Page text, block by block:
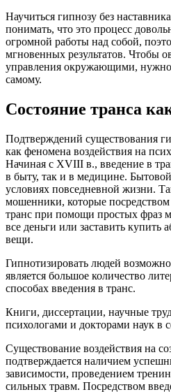
Научиться гипнозу без
понимать, что это процесс
огромной работы над собой,
мгновенных результатов. Чтобы
управления окружающими, нужно
самому.
Состояние транса
Подтверждений существования
как феномена воздействия на
Начиная с XVIII в., введение в
в быту, так и в медицине.
условиях повседневной жизни.
мошенники, которые посредством
транс при помощи простых фраз
все деньги или заставить купить
вещи.
Гипнотизировать людей
является большое количество
способах введения в транс.
Книги, диссертации, научные
психологами и докторами наук в
Существование воздействия на
подтверждается наличием
зависимости, проведением
сильных травм. Посредством